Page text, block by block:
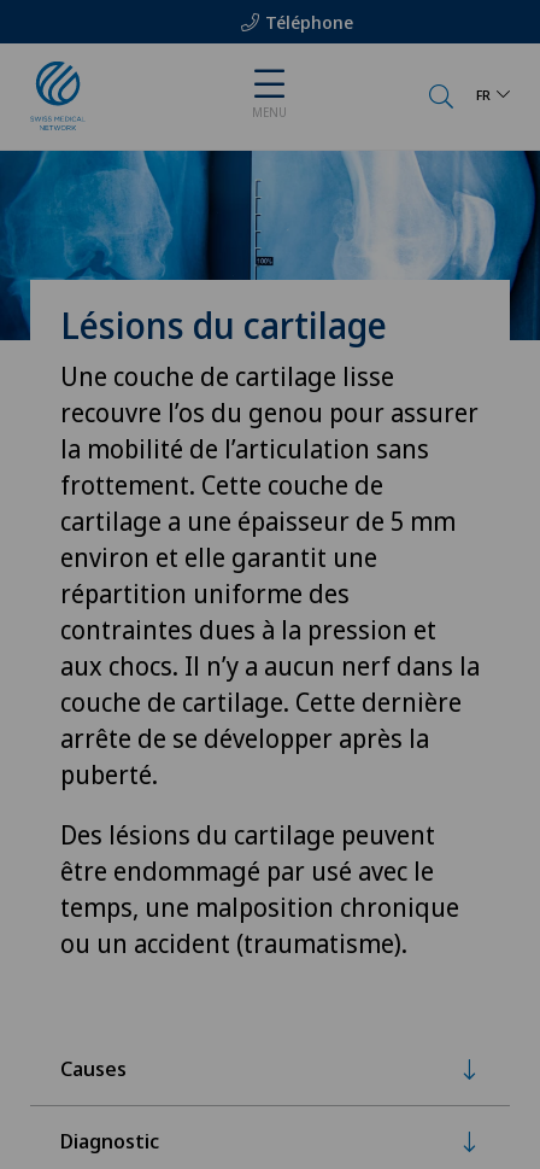
Téléphone
MENU
FR
Lésions du cartilage
Une couche de cartilage lisse
recouvre l’os du genou pour assurer
la mobilité de l’articulation sans
frottement. Cette couche de
cartilage a une épaisseur de 5 mm
environ et elle garantit une
répartition uniforme des
contraintes dues à la pression et
aux chocs. Il n’y a aucun nerf dans la
couche de cartilage. Cette dernière
arrête de se développer après la
puberté.
Des lésions du cartilage peuvent
être endommagé par usé avec le
temps, une malposition chronique
ou un accident (traumatisme).
Causes
Diagnostic